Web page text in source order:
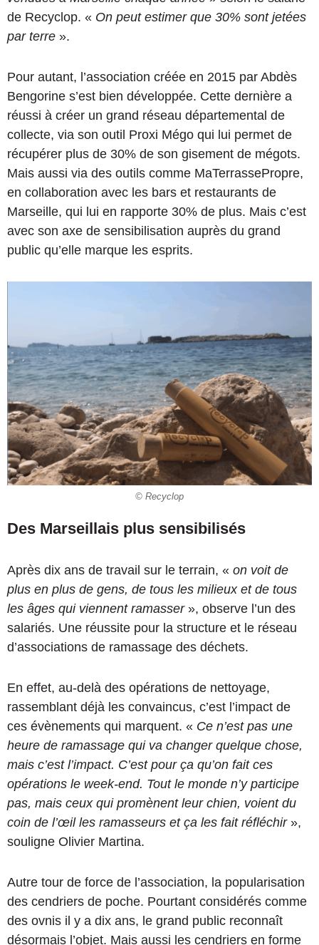
de Recyclop. « On peut estimer que 30% sont jetées
par terre ».
Pour autant, l’association créée en 2015 par Abdès
Bengorine s’est bien développée. Cette dernière a
réussi à créer un grand réseau départemental de
collecte, via son outil Proxi Mégo qui lui permet de
récupérer plus de 30% de son gisement de mégots.
Mais aussi via des outils comme MaTerrassePropre,
en collaboration avec les bars et restaurants de
Marseille, qui lui en rapporte 30% de plus. Mais c’est
avec son axe de sensibilisation auprès du grand
public qu’elle marque les esprits.
© Recyclop
Des Marseillais plus sensibilisés
Après dix ans de travail sur le terrain, « on voit de
plus en plus de gens, de tous les milieux et de tous
les âges qui viennent ramasser», observe l’un des
salariés. Une réussite pour la structure et le réseau
d’associations de ramassage des déchets.
En effet, au-delà des opérations de nettoyage,
rassemblant déjà les convaincus, c’est l’impact de
ces évènements qui marquent. « Ce n’est pas une
heure de ramassage qui va changer quelque chose,
mais c’est l’impact. C’est pour ça qu’on fait ces
opérations le week-end. Tout le monde n’y participe
pas, mais ceux qui promènent leur chien, voient du
coin de l’œil les ramasseurs et ça les fait réfléchir»,
souligne Olivier Martina.
Autre tour de force de l’association, la popularisation
des cendriers de poche. Pourtant considérés comme
des ovnis il y a dix ans, le grand public reconnaît
désormais l’objet. Mais aussi les cendriers en forme